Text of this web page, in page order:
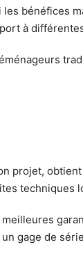
bénéfices
à
projet,
techniques
gage de